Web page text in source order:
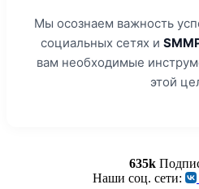
Мы осознаем важность
социальных сетях и
вам необходимые
этой
635k
Наши соц. сети: